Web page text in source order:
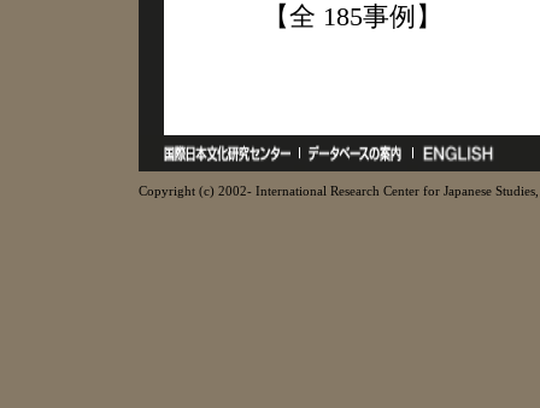
【全 185事例】
Copyright (c) 2002- International Research Center for Japanese